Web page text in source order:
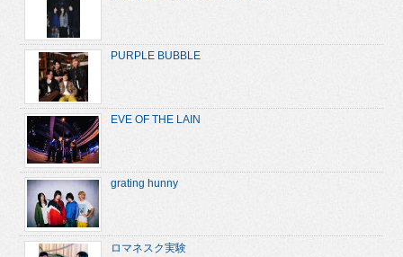
PURPLE BUBBLE
EVE OF THE LAIN
grating hunny
ロマネスク実験